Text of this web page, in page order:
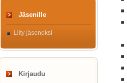
Jäsenille
Liity jäseneksi
Kirjaudu